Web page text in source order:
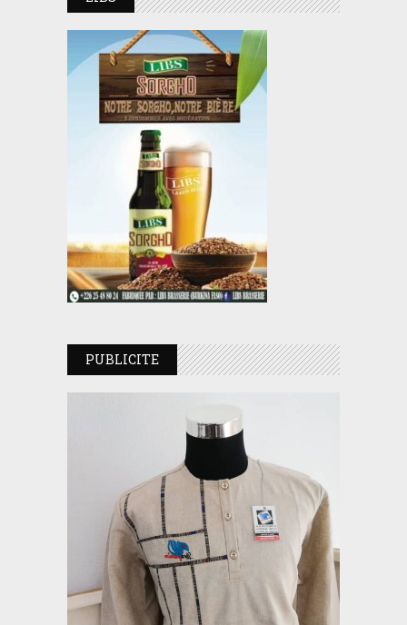
PUBLICITE